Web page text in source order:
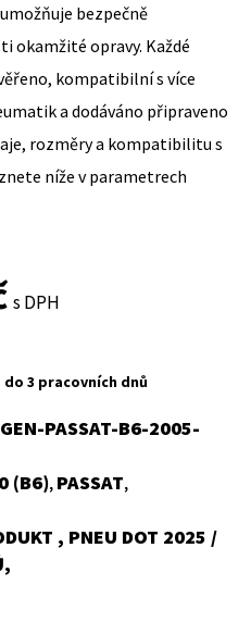
bezpečně
okamžité opravy. Každé
kompatibilní s více
a dodáváno připraveno
rozměry a kompatibilitu s
níže v parametrech
Current
is:
3
s DPH
do 3 pracovních dnů
PASSAT-B6-2005-
(B6), PASSAT,
, PNEU DOT 2025 /